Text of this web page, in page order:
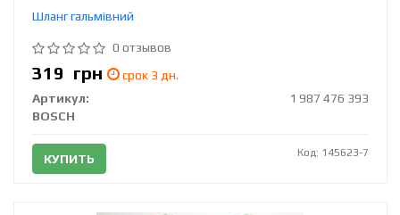
Шланг гальмівний
0 отзывов
319 грн
срок 3 дн.
Артикул:
1 987 476 393
BOSCH
КУПИТЬ Код: 145623-7